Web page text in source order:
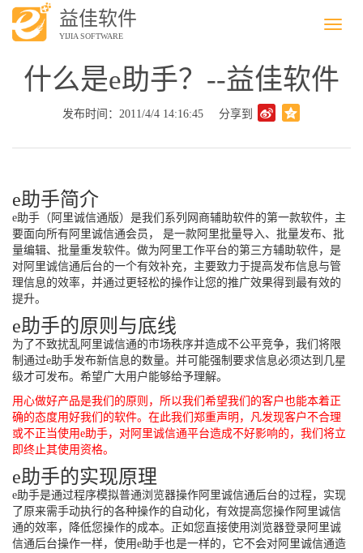
Menu
益佳软件
YIJIA SOFTWARE
什么是e助手？--益佳软件
发布时间：2011/4/4 14:16:45 分享到
e助手简介
e助手（阿里诚信通版）是我们系列网商辅助软件的第一款软件，主
要面向所有阿里诚信通会员， 是一款阿里批量导入、批量发布、批
量编辑、批量重发软件。做为阿里工作平台的第三方辅助软件，是
对阿里诚信通后台的一个有效补充，主要致力于提高发布信息与管
理信息的效率，并通过更轻松的操作让您的推广效果得到最有效的
提升。
e助手的原则与底线
为了不致扰乱阿里诚信通的市场秩序并造成不公平竞争，我们将限
制通过e助手发布新信息的数量。并可能强制要求信息必须达到几星
级才可发布。希望广大用户能够给予理解。
用心做好产品是我们的原则，所以我们希望我们的客户也能本着正
确的态度用好我们的软件。在此我们郑重声明，凡发现客户不合理
或不正当使用e助手，对阿里诚信通平台造成不好影响的，我们将立
即终止其使用资格。
e助手的实现原理
e助手是通过程序模拟普通浏览器操作阿里诚信通后台的过程，实现
了原来需手动执行的各种操作的自动化，有效提高您操作阿里诚信
通的效率，降低您操作的成本。正如您直接使用浏览器登录阿里诚
信通后台操作一样，使用e助手也是一样的，它不会对阿里诚信通造